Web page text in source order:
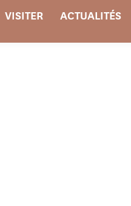
VISITER ACTUALITÉS